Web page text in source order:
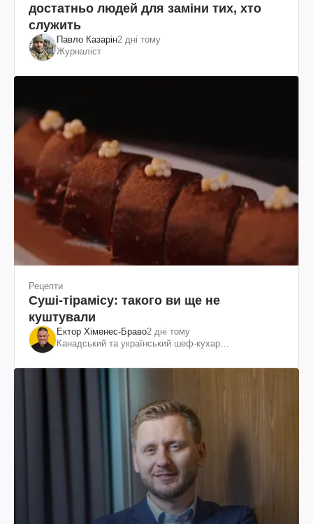
достатньо людей для заміни тих, хто
служить
Павло Казарін2 дні тому
Журналіст
Рецепти
Суші-тірамісу: такого ви ще не
куштували
Ектор Хіменес-Браво2 дні тому
Канадський та український шеф-кухар